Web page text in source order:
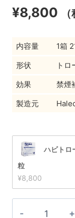
¥8,800
内容量
1箱
形状
トロ
効果
禁煙
製造元
ハビトロ
粒
¥8,800